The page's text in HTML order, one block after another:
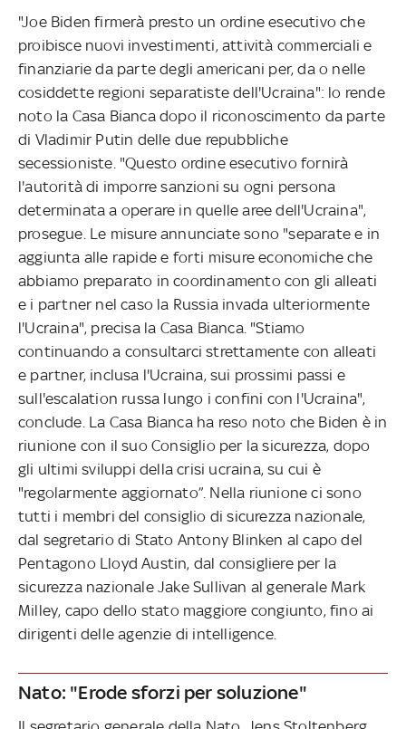
"Joe Biden firmerà presto un ordine esecutivo che
proibisce nuovi investimenti, attività commerciali e
finanziarie da parte degli americani per, da o nelle
cosiddette regioni separatiste dell'Ucraina": lo rende
noto la Casa Bianca dopo il riconoscimento da parte
di Vladimir Putin delle due repubbliche
secessioniste. "Questo ordine esecutivo fornirà
l'autorità di imporre sanzioni su ogni persona
determinata a operare in quelle aree dell'Ucraina",
prosegue. Le misure annunciate sono "separate e in
aggiunta alle rapide e forti misure economiche che
abbiamo preparato in coordinamento con gli alleati
e i partner nel caso la Russia invada ulteriormente
l'Ucraina", precisa la Casa Bianca. "Stiamo
continuando a consultarci strettamente con alleati
e partner, inclusa l'Ucraina, sui prossimi passi e
sull'escalation russa lungo i confini con l'Ucraina",
conclude. La Casa Bianca ha reso noto che Biden è in
riunione con il suo Consiglio per la sicurezza, dopo
gli ultimi sviluppi della crisi ucraina, su cui è
"regolarmente aggiornato”. Nella riunione ci sono
tutti i membri del consiglio di sicurezza nazionale,
dal segretario di Stato Antony Blinken al capo del
Pentagono Lloyd Austin, dal consigliere per la
sicurezza nazionale Jake Sullivan al generale Mark
Milley, capo dello stato maggiore congiunto, fino ai
dirigenti delle agenzie di intelligence.
Nato: "Erode sforzi per soluzione"